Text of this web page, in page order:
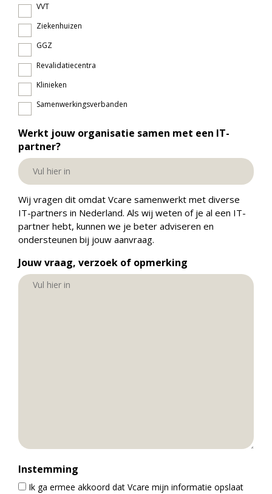
VVT
Ziekenhuizen
GGZ
Revalidatiecentra
Klinieken
Samenwerkingsverbanden
Werkt jouw organisatie samen met een IT-
partner?
Wij vragen dit omdat Vcare samenwerkt met diverse
IT-partners in Nederland. Als wij weten of je al een IT-
partner hebt, kunnen we je beter adviseren en
ondersteunen bij jouw aanvraag.
Jouw vraag, verzoek of opmerking
Instemming
Ik ga ermee akkoord dat Vcare mijn informatie opslaat